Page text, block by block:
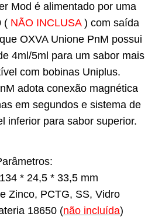
Mod é alimentado por uma
( NÃO INCLUSA ) com saída
OXVA Unione PnM possui
4ml/5ml para um sabor mais
com bobinas Uniplus.
adota conexão magnética
em segundos e sistema de
inferior para sabor superior.
* 24,5 * 33,5 mm
Zinco, PCTG, SS, Vidro
18650 (não incluída)